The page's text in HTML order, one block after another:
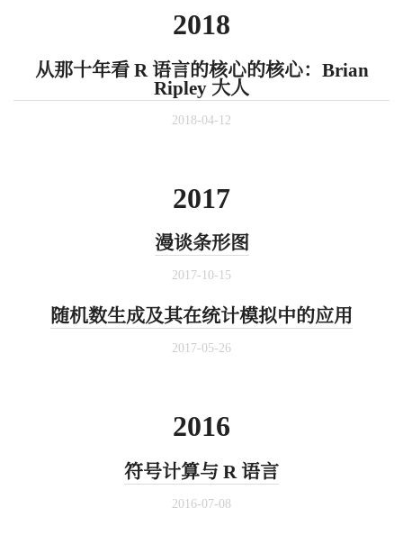
2018
从那十年看 R 语言的核心的核心：Brian
Ripley 大人
2018-04-12
2017
漫谈条形图
2017-10-15
随机数生成及其在统计模拟中的应用
2017-05-26
2016
符号计算与 R 语言
2016-07-08